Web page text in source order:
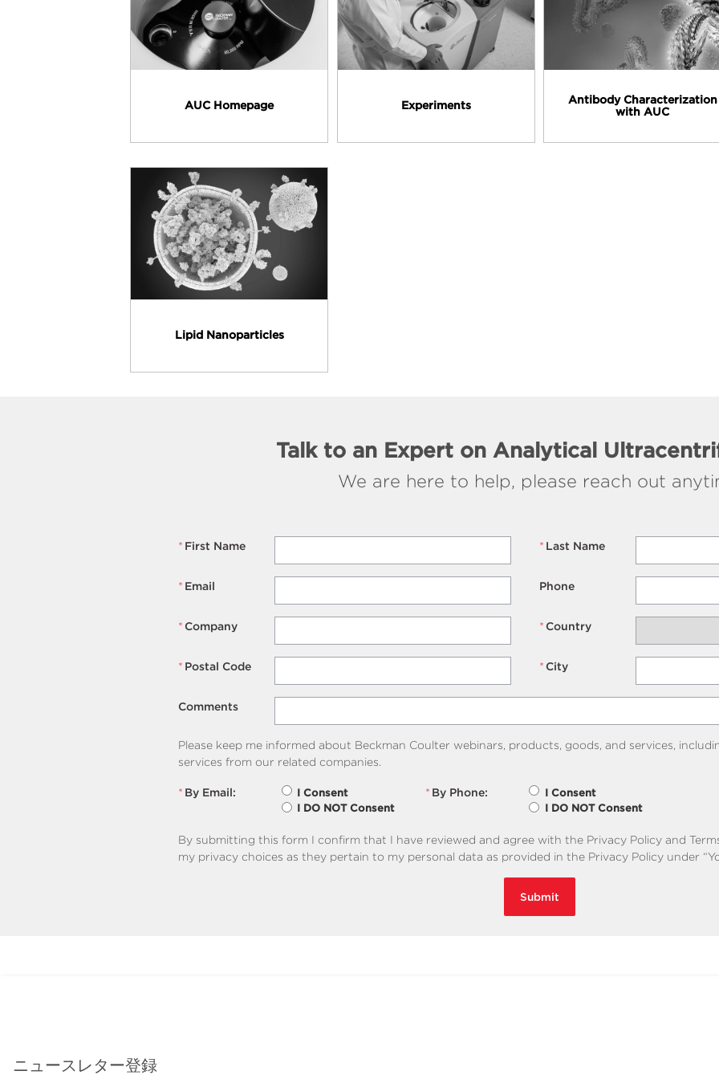
AUC Homepage Experiments
Antibody Characterization
with AUC
Lipid Nanoparticles
Talk to an Expert on Analytical
We are here to help, please reach out
* First Name * Last Name
* Email Phone
* Company * Country
* Postal Code * City
Comments
Please keep me informed about Beckman Coulter webinars, products, goods, and services,
services from our related companies.
* By Email:
I Consent
I DO NOT Consent
* By Phone:
I Consent
I DO NOT Consent
By submitting this form I confirm that I have reviewed and agree with the Privacy Policy and
my privacy choices as they pertain to my personal data as provided in the Privacy Policy under
Submit
ニュースレター登録